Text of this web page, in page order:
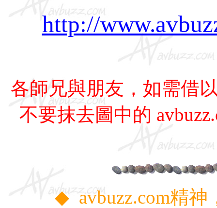
http://
各師兄與朋友，如需借
不要抹去圖中的
◆ avbuzz.com精